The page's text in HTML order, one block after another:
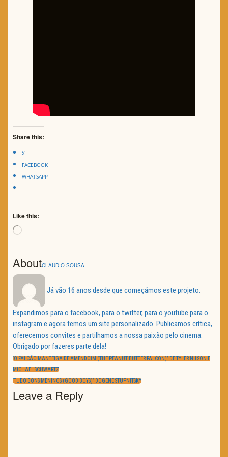
Share this:
X
FACEBOOK
WHATSAPP
Like this:
Loading…
AboutCLAUDIO SOUSA
Já vão 16 anos desde que começámos este projeto.
Expandimos para o facebook, para o twitter, para o youtube para o
instagram e agora temos um site personalizado. Publicamos crítica,
oferecemos convites e partilhamos a nossa paixão pelo cinema.
Obrigado por fazeres parte dela!
Navegação
de
artigos
PREVIOUS
“O FALCÃO MANTEIGA DE AMENDOIM (THE PEANUT BUTTER FALCON)” DE TYLER NILSON E
MICHAEL SCHWARTZ
NEXT
“TUDO BONS MENINOS (GOOD BOYS)” DE GENE STUPNITSKY
Leave a Reply